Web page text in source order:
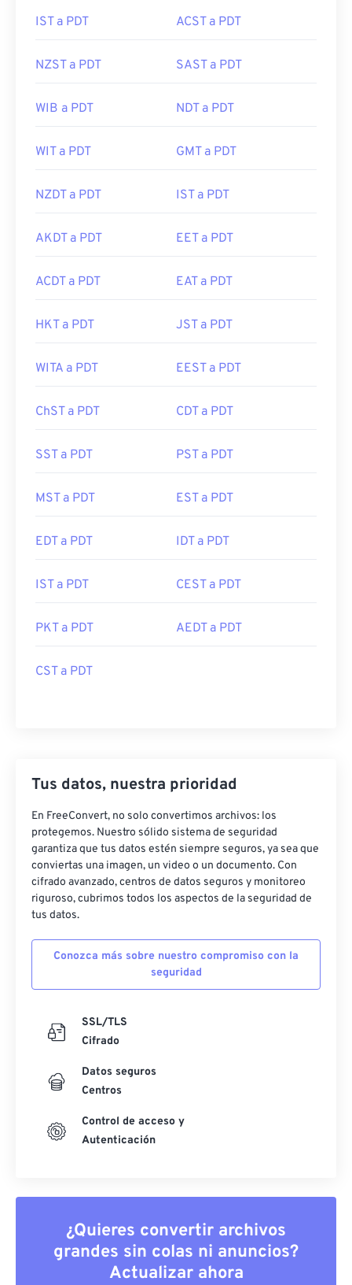
IST a PDT ACST a PDT
NZST a PDT SAST a PDT
WIB a PDT NDT a PDT
WIT a PDT GMT a PDT
NZDT a PDT IST a PDT
AKDT a PDT EET a PDT
ACDT a PDT EAT a PDT
HKT a PDT JST a PDT
WITA a PDT EEST a PDT
ChST a PDT CDT a PDT
SST a PDT PST a PDT
MST a PDT EST a PDT
EDT a PDT IDT a PDT
IST a PDT CEST a PDT
PKT a PDT AEDT a PDT
CST a PDT
Tus datos, nuestra prioridad
En FreeConvert, no solo convertimos archivos: los
protegemos. Nuestro sólido sistema de seguridad
garantiza que tus datos estén siempre seguros, ya sea que
conviertas una imagen, un video o un documento. Con
cifrado avanzado, centros de datos seguros y monitoreo
riguroso, cubrimos todos los aspectos de la seguridad de
tus datos.
Conozca más sobre nuestro compromiso con la
seguridad
SSL/TLS
Cifrado
Datos seguros
Centros
Control de acceso y
Autenticación
¿Quieres convertir archivos
grandes sin colas ni anuncios?
Actualizar ahora